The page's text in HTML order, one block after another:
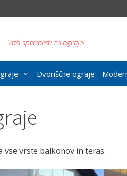
Vaši specialisti za ograje!
Dvoriščne ograje
vse vrste balkonov in teras.